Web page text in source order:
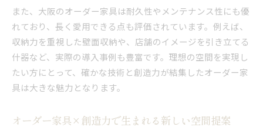
また、大阪のオーダー家具は耐久性やメンテナンス性にも優
れており、長く愛用できる点も評価されています。例えば、
収納力を重視した壁面収納や、店舗のイメージを引き立てる
什器など、実際の導入事例も豊富です。理想の空間を実現し
たい方にとって、確かな技術と創造力が結集したオーダー家
具は大きな魅力となります。
オーダー家具×創造力で生まれる新しい空間提案